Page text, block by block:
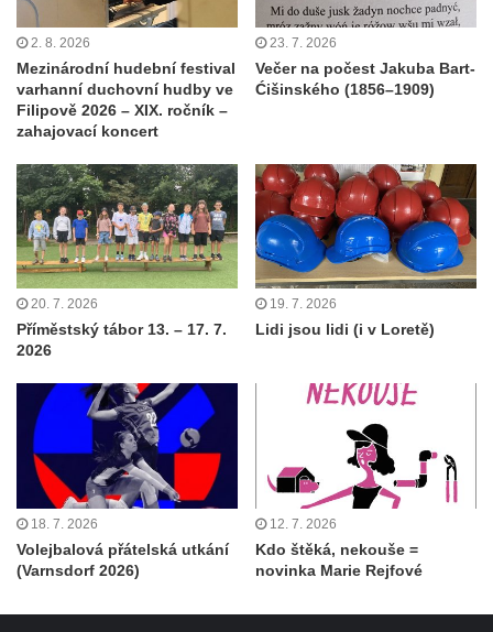
2. 8. 2026
Mezinárodní hudební festival
varhanní duchovní hudby ve
Filipově 2026 – XIX. ročník –
zahajovací koncert
23. 7. 2026
Večer na počest Jakuba Bart-
Ćišinského (1856–1909)
20. 7. 2026
Příměstský tábor 13. – 17. 7.
2026
19. 7. 2026
Lidi jsou lidi (i v Loretě)
18. 7. 2026
Volejbalová přátelská utkání
(Varnsdorf 2026)
12. 7. 2026
Kdo štěká, nekouše =
novinka Marie Rejfové